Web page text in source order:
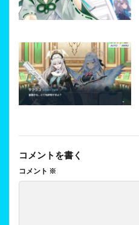
コメントを書く
コメント ※